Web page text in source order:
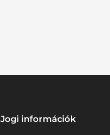
Jogi információk